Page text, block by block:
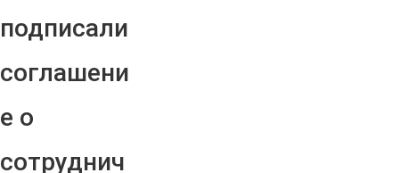
подписали
соглашени
е о
сотруднич